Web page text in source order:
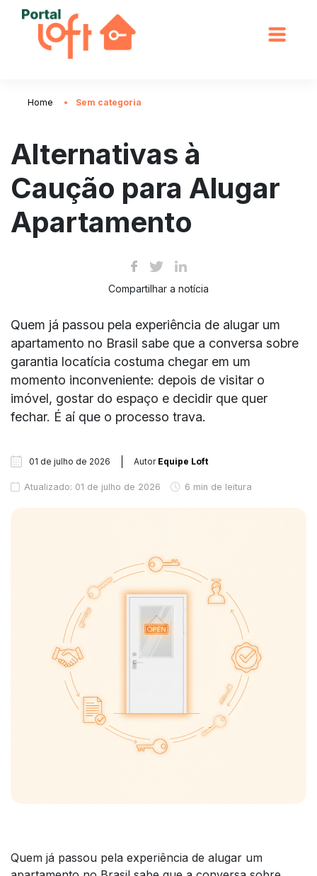
Home Sem categoria
Alternativas à
Caução para Alugar
Apartamento
Compartilhar a notícia
Quem já passou pela experiência de alugar um
apartamento no Brasil sabe que a conversa sobre
garantia locatícia costuma chegar em um
momento inconveniente: depois de visitar o
imóvel, gostar do espaço e decidir que quer
fechar. É aí que o processo trava.
01 de julho de 2026 Autor Equipe Loft
Atualizado: 01 de julho de 2026 6 min de leitura
Quem já passou pela experiência de alugar um